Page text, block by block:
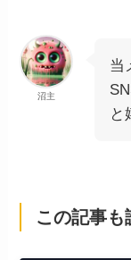
沼主
当
と
この記事も